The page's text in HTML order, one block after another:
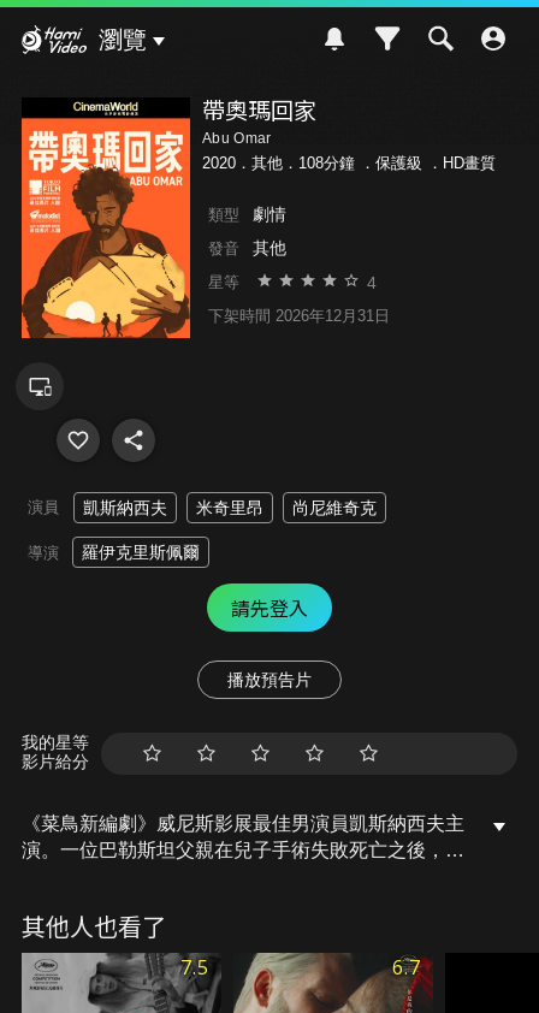
瀏覽
帶奧瑪回家
Abu Omar
2020．其他．108分鐘 ． 保護級 ．HD畫質
類型 劇情
發音 其他
星等 4
下架時間 2026年12月31日
演員 凱斯納西夫 米奇里昂 尚尼維奇克
導演 羅伊克里斯佩爾
請先登入
播放預告片
我的星等
影片給分
《菜鳥新編劇》威尼斯影展最佳男演員凱斯納西夫主
演。一位巴勒斯坦父親在兒子手術失敗死亡之後，帶
他。在這段短暫的旅程中，兩個孤獨的靈魂彼此作
伴。
其他人也看了
7.5 6.7